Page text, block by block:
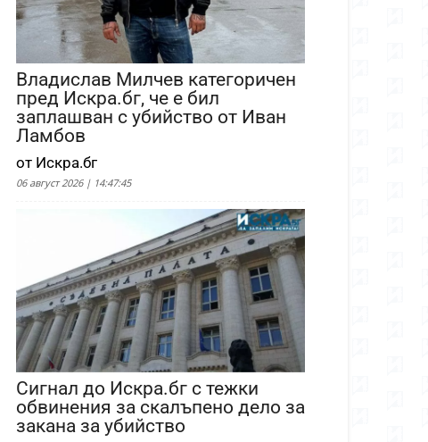
Владислав Милчев категоричен
пред Искра.бг, че е бил
заплашван с убийство от Иван
Ламбов
от Искра.бг
06 август 2026 | 14:47:45
Сигнал до Искра.бг с тежки
обвинения за скалъпено дело за
закана за убийство